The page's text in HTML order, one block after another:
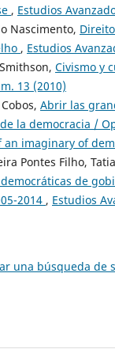
, Estudios
Nascimento,
, Estudios
Civismo y
13 (2010)
Abrir las
la democracia /
imaginary of
Pontes Filho,
de
2014 , Estudios
una búsqueda de